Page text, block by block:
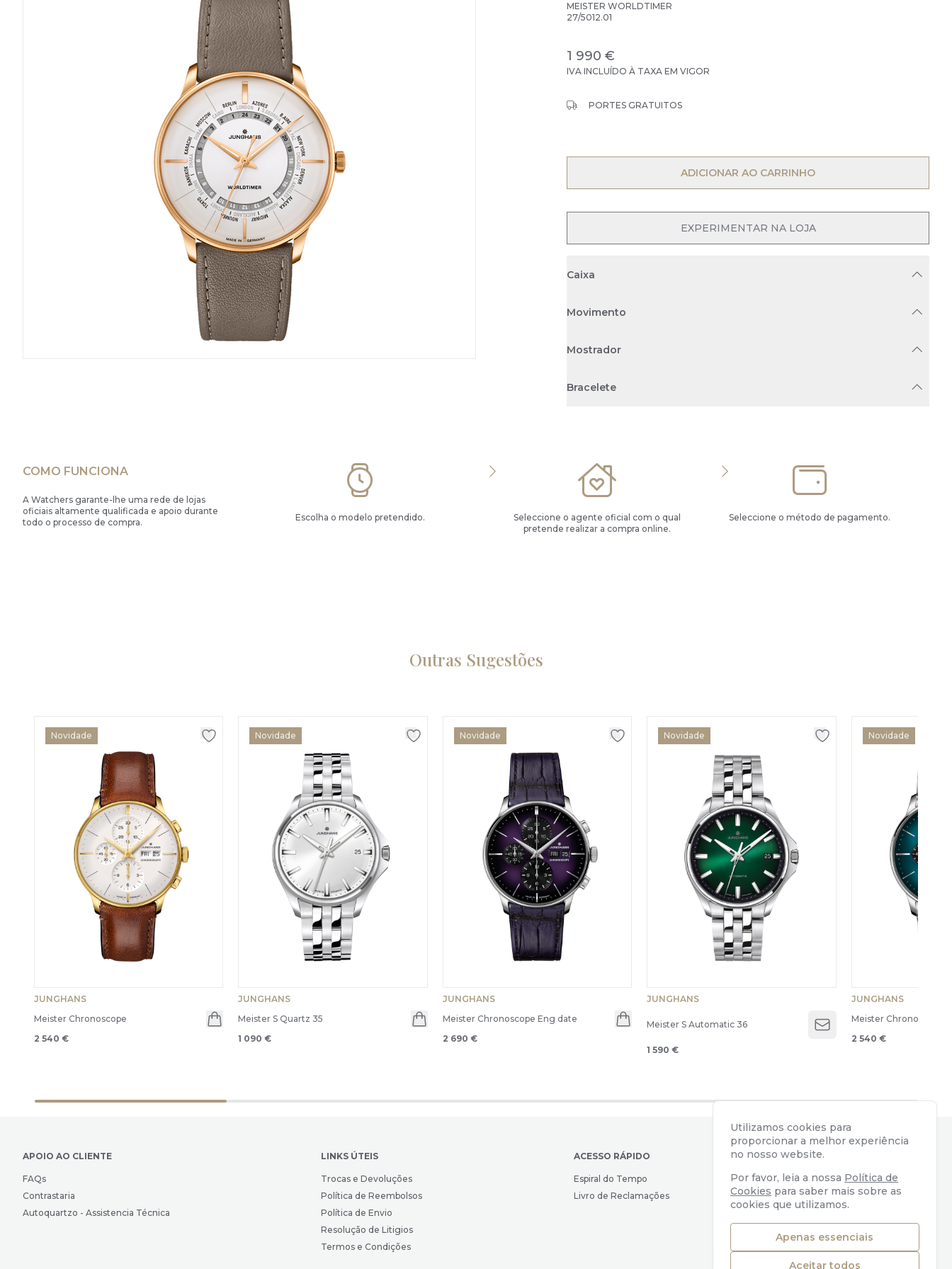
MEISTER WORLDTIMER
27/5012.01
1 990 €
IVA INCLUÍDO À TAXA EM VIGOR
PORTES GRATUITOS
OPEN MENU
ADICIONAR AO CARRINHO
EXPERIMENTAR NA LOJA
Caixa
Movimento
Mostrador
Bracelete
COMO FUNCIONA
A Watchers garante-lhe uma rede de lojas
oficiais altamente qualificada e apoio durante
todo o processo de compra.
Escolha o modelo pretendido.
Seleccione o agente oficial com o qual
pretende realizar a compra online.
Seleccione o método de pagamento.
Outras Sugestões
Novidade
JUNGHANS
Meister Chronoscope
2 540 €
Novidade
JUNGHANS
Meister S Quartz 35
1 090 €
Novidade
JUNGHANS
Meister Chronoscope Eng date
2 690 €
Novidade
JUNGHANS
Meister S Automatic 36
Open menu
1 590 €
Novidade
JUNGHANS
Meister Chronoscope
2 540 €
APOIO AO CLIENTE
FAQs
Contrastaria
Autoquartzo - Assistencia Técnica
LINKS ÚTEIS
Trocas e Devoluções
Política de Reembolsos
Política de Envio
Resolução de Litigios
Termos e Condições
ACESSO RÁPIDO
Espiral do Tempo
Livro de Reclamações
CONTACTOS
Av. Almirante Reis, 39
1169-039 Lisboa, Portugal
+351 218 110 890
Utilizamos cookies para
proporcionar a melhor experiência
no nosso website.
Por favor, leia a nossa Política de
Cookies para saber mais sobre as
cookies que utilizamos.
Apenas essenciais
Aceitar todos